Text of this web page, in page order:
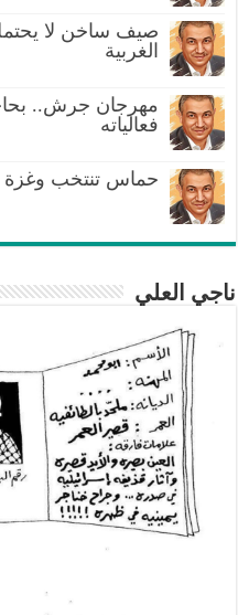
صيف ساخن لا
الغربية
مهرجان جرش..
فعالياته
حماس تنتخب وغزة
ناجي العلي